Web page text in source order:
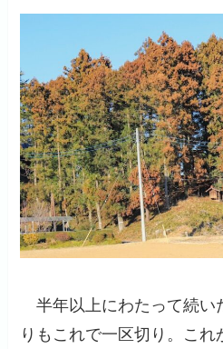
半年以上にわたって続い
りもこれで一区切り。こ